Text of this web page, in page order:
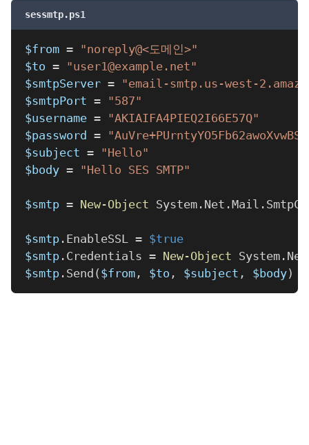
sessmtp.ps1
$from = "noreply@<도메인>"
$to = "user1@example.net"
$smtpServer = "email-smtp.us-west-
$smtpPort = "587"
$username = "AKIAIFA4PIEQ2I66E57Q"
$password =
$subject = "Hello"
$body = "Hello SES SMTP"
$smtp = New-Object System . Net .Mail .
$smtp . EnableSSL = $true
$smtp . Credentials = New-Object System . Net
$smtp . Send ( $from , $to , $subject , $body)